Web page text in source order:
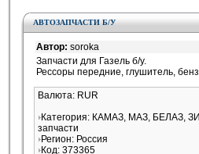
АВТОЗАПЧАСТИ Б/У
Автор: soroka
Запчасти для Газель б/у.
Рессоры передние, глушитель,
Валюта: RUR
Категория: КАМАЗ, МАЗ, БЕЛАЗ,
запчасти
Регион: Россия
Код: 373365